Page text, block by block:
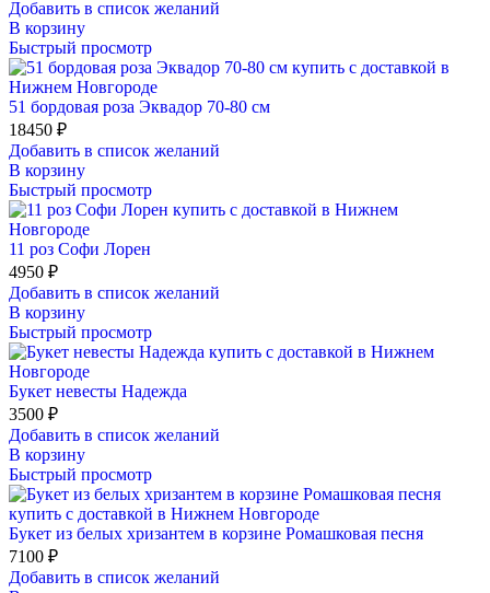
Добавить в список желаний
В корзину
Быстрый просмотр
51 бордовая роза Эквадор 70-80 см
18450 ₽
Добавить в список желаний
В корзину
Быстрый просмотр
11 роз Софи Лорен
4950 ₽
Добавить в список желаний
В корзину
Быстрый просмотр
Букет невесты Надежда
3500 ₽
Добавить в список желаний
В корзину
Быстрый просмотр
Букет из белых хризантем в корзине Ромашковая песня
7100 ₽
Добавить в список желаний